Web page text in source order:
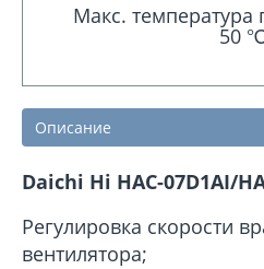
Макс. температура
50
Описание
Daichi Hi HAC-07D1AI/
Регулировка скорости
вентилятора;